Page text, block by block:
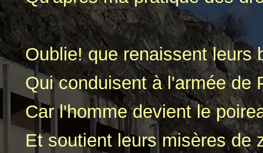
Oublie! que renaissent leurs
Qui conduisent à l'armée de
Car l'homme devient le
Et soutient leurs misères de